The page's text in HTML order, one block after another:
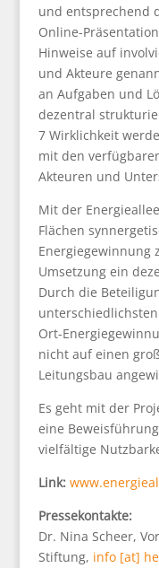
und entsprechend
Online-
Hinweise auf
und Akteure
an Aufgaben und
dezentral
7 Wirklichkeit
mit den
Akteuren und
Mit der
Flächen
Energiegewinnung
Umsetzung ein
Durch die
Ort-
nicht auf einen
Leitungsbau
Es geht mit der
eine
vielfältige
Link:
Pressekontakte:
Dr. Nina Scheer,
Stiftung, info [at]